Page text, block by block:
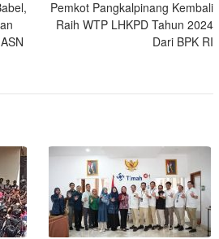
Pemkot Pangkalpinang Kembali
Raih WTP LHKPD Tahun 2024
Dari BPK RI